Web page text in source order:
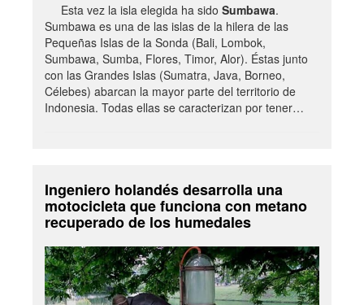
Esta vez la isla elegida ha sido Sumbawa.
Sumbawa es una de las islas de la hilera de las
Pequeñas Islas de la Sonda (Bali, Lombok,
Sumbawa, Sumba, Flores, Timor, Alor). Éstas junto
con las Grandes Islas (Sumatra, Java, Borneo,
Célebes) abarcan la mayor parte del territorio de
Indonesia. Todas ellas se caracterizan por tener…
Ingeniero holandés desarrolla una
motocicleta que funciona con metano
recuperado de los humedales